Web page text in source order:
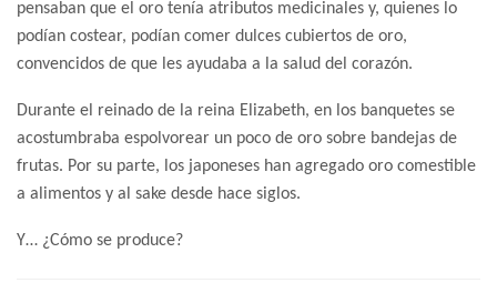
pensaban que el oro tenía atributos medicinales y, quienes lo
podían costear, podían comer dulces cubiertos de oro,
convencidos de que les ayudaba a la salud del corazón.
Durante el reinado de la reina Elizabeth, en los banquetes se
acostumbraba espolvorear un poco de oro sobre bandejas de
frutas. Por su parte, los japoneses han agregado oro comestible
a alimentos y al sake desde hace siglos.
Y… ¿Cómo se produce?